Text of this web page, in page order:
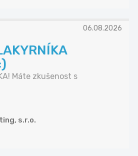
06.08.2026
Máte zkušenost s
s.r.o.